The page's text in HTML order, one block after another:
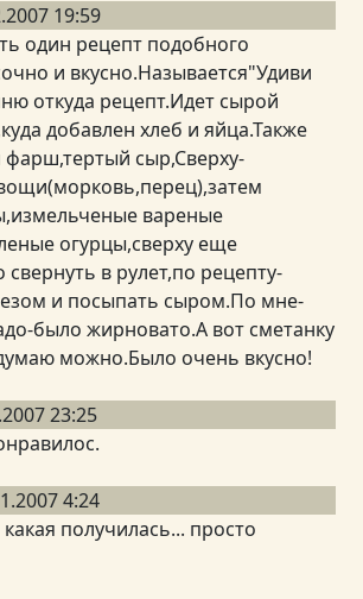
19:59
один рецепт подобного
и вкусно.Называется"Удиви
откуда рецепт.Идет сырой
добавлен хлеб и яйца.Также
фарш,тертый сыр,Сверху-
вареные
огурцы,сверху еще
в рулет,по рецепту-
и посыпать сыром.По мне-
было жирновато.А вот сметанку
можно.Было очень вкусно!
23:25
4:24
получилась... просто